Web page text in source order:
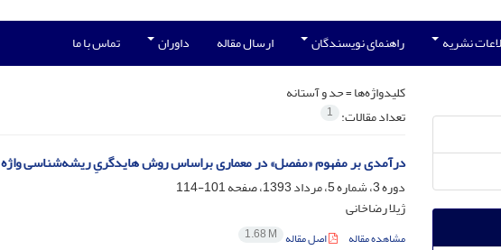
نشریه راهنمای نویسندگان ارسال مقاله داوران تماس با ما
کلیدواژه‌ها =حد و آستانه
تعداد مقالات: 1
درآمدی بر مفهوم «مفصل» در معماری براساس روش هایدگریِ ریشه‌شناسی واژه
دوره 3، شماره 5، مرداد 1393، صفحه
101-114
ژیلا رضاخانی
مشاهده مقاله اصل مقاله 1.68 M